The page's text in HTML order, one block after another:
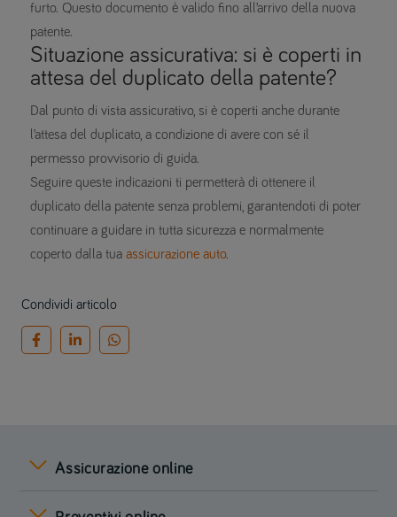
furto. Questo documento è valido fino all’arrivo della nuova
patente.
Situazione assicurativa: si è coperti in
attesa del duplicato della patente?
Dal punto di vista assicurativo, si è coperti anche durante
l’attesa del duplicato, a condizione di avere con sé il
permesso provvisorio di guida.
Seguire queste indicazioni ti permetterà di ottenere il
duplicato della patente senza problemi, garantendoti di poter
continuare a guidare in tutta sicurezza e normalmente
coperto dalla tua assicurazione auto.
Condividi articolo
Assicurazione online